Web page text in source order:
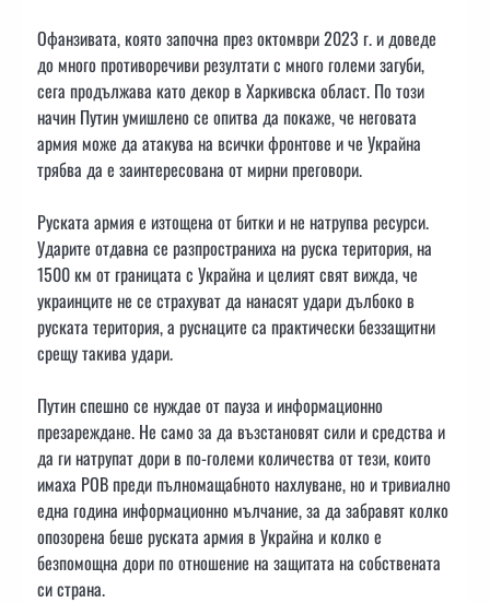
Офанзивата, която започна през октомври 2023 г. и доведе
до много противоречиви резултати с много големи загуби,
сега продължава като декор в Харкивска област. По този
начин Путин умишлено се опитва да покаже, че неговата
армия може да атакува на всички фронтове и че Украйна
трябва да е заинтересована от мирни преговори.
Руската армия е изтощена от битки и не натрупва ресурси.
Ударите отдавна се разпространиха на руска територия, на
1500 км от границата с Украйна и целият свят вижда, че
украинците не се страхуват да нанасят удари дълбоко в
руската територия, а руснаците са практически беззащитни
срещу такива удари.
Путин спешно се нуждае от пауза и информационно
презареждане. Не само за да възстановят сили и средства и
да ги натрупат дори в по-големи количества от тези, които
имаха РОВ преди пълномащабното нахлуване, но и тривиално
една година информационно мълчание, за да забравят колко
опозорена беше руската армия в Украйна и колко е
безпомощна дори по отношение на защитата на собствената
си страна.